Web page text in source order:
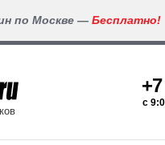
по Москве — Бесплатно!
c